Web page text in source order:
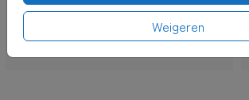
Weigeren